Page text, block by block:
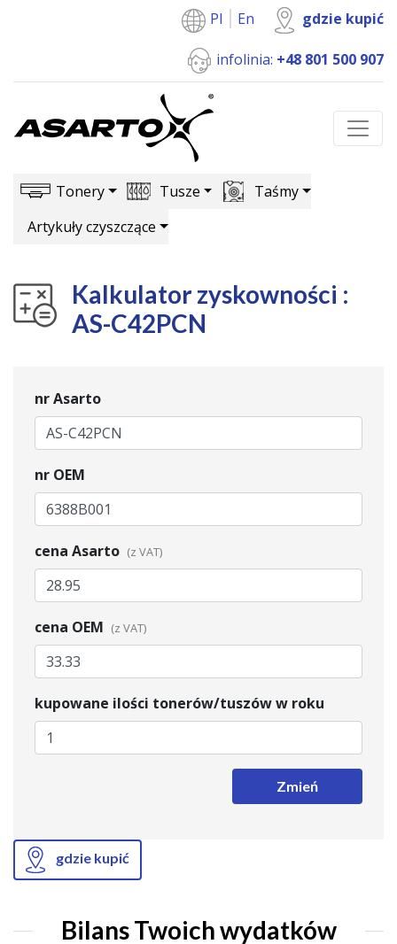
Pl En gdzie kupić
infolinia: +48 801 500 907
Tonery Tusze
Taśmy
Artykuły czyszczące
Kalkulator zyskowności :
AS-C42PCN
nr Asarto
nr OEM
cena Asarto
cena OEM
kupowane ilości tonerów/tuszów w roku
Zmień
gdzie kupić
Bilans Twoich wydatków